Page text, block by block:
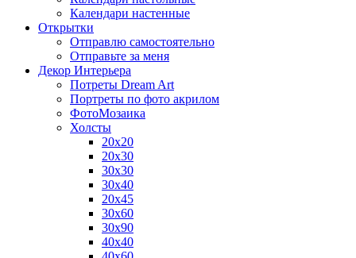
Календари настенные
Открытки
Отправлю самостоятельно
Отправьте за меня
Декор Интерьера
Потреты Dream Art
Портреты по фото акрилом
ФотоМозаика
Холсты
20х20
20х30
30х30
30х40
20х45
30х60
30х90
40х40